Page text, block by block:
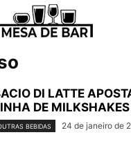
DI LATTE
DE MILKSHAKES
BEBIDAS 24 de janeiro de